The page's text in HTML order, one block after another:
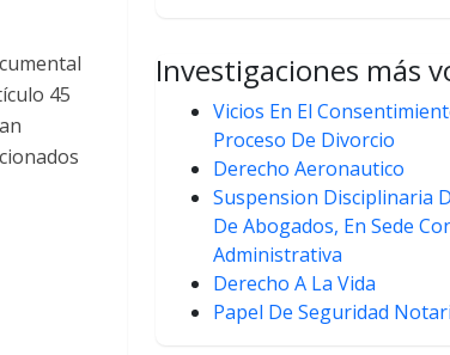
45
Investigaciones más
Vicios En El
Proceso De Divorcio
Derecho Aeronautico
Suspension Disciplinaria
De Abogados, En Sede
Administrativa
Derecho A La Vida
Papel De Seguridad